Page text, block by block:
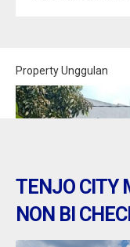
Property Unggulan
TENJO CITY
NON BI